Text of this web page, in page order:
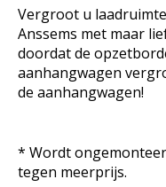
Vergroot u
Anssems met maar
doordat de
aanhangwagen
de aanhangwagen!
* Wordt
tegen meerprijs.